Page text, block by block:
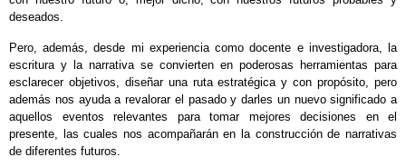
deseados.
Pero, además, desde mi experiencia como docente e investigadora, la
escritura y la narrativa se convierten en poderosas herramientas para
esclarecer objetivos, diseñar una ruta estratégica y con propósito, pero
además nos ayuda a revalorar el pasado y darles un nuevo significado a
aquellos eventos relevantes para tomar mejores decisiones en el
presente, las cuales nos acompañarán en la construcción de narrativas
de diferentes futuros.